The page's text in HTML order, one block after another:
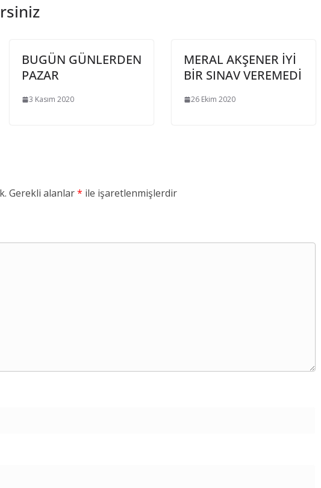
BUGÜN GÜNLERDEN
PAZAR
3 Kasım 2020
MERAL AKŞENER İYİ
BİR SINAV VEREMEDİ
26 Ekim 2020
Gerekli alanlar* ile işaretlenmişlerdir